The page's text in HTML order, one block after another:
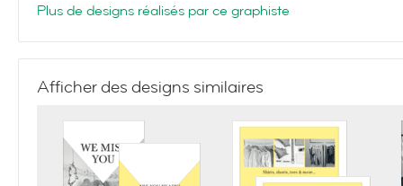
Plus de designs réalisés par ce graphiste
Afficher des designs similaires